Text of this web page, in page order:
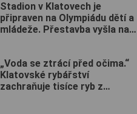
Stadion v Klatovech je
připraven na Olympiádu dětí a
mládeže. Přestavba vyšla na
„Voda se ztrácí před očima.“
Klatovské rybářství
zachraňuje tisíce ryb z